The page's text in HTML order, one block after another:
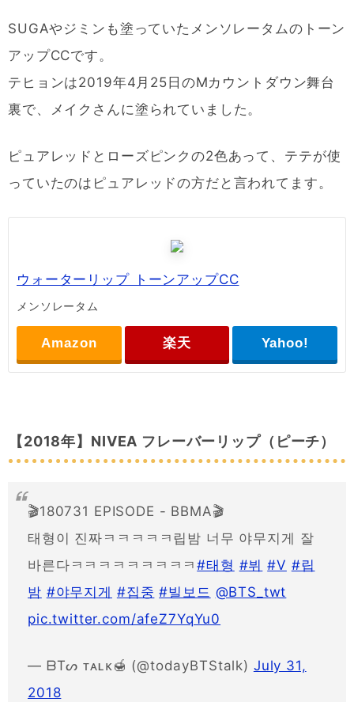
SUGAやジミンも塗っていたメンソレータムのトーン
アップCCです。
テヒョンは2019年4月25日のMカウントダウン舞台
裏で、メイクさんに塗られていました。
ピュアレッドとローズピンクの2色あって、テテが使
っていたのはピュアレッドの方だと言われてます。
ウォーターリップ トーンアップCC
メンソレータム
Amazon 楽天 Yahoo!
【2018年】NIVEA フレーバーリップ（ピーチ）
🎬180731 EPISODE - BBMA🎬
태형이 진짜ㅋㅋㅋㅋㅋ립밤 너무 야무지게 잘
바른다ㅋㅋㅋㅋㅋㅋㅋㅋㅋ#태형 #뷔 #V #립
밤 #야무지게 #집중 #빌보드 @BTS_twt
pic.twitter.com/afeZ7YqYu0
— ᗷTᔕ ᴛᴀʟᴋ🍯 (@todayBTStalk) July 31,
2018